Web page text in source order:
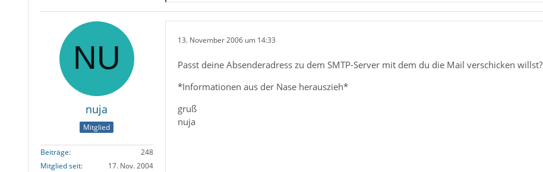
nuja
Mitglied
Beiträge
248
Mitglied seit
17. Nov. 2004
13. November 2006 um 14:33
Passt deine Absenderadress zu dem SMTP-Server mit dem du die Mail verschicken willst?
*Informationen aus der Nase herauszieh*
gruß
nuja